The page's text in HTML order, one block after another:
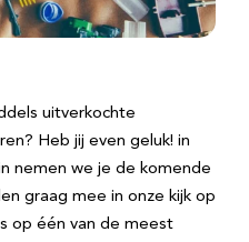
uitverkochte
Heb jij even geluk! in
nemen we je de komende
graag mee in onze kijk op
op één van de meest